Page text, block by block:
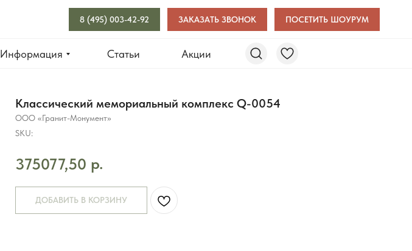
Акции
Статьи
Информация
8 (495) 003-42-92 ПОСЕТИТЬ ШОУРУМ
ЗАКАЗАТЬ ЗВОНОК
Классический мемориальный комплекс Q-0054
ООО «Гранит-Монумент»
SKU:
375077,50 р.
ДОБАВИТЬ В КОРЗИНУ